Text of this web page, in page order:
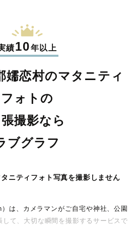
績10年以上
嬬恋村のマタニティ
フォトの
撮影なら
ブグラフ
ニティフォト写真を撮影しません
は、カメラマンがご自宅や神社、公園
して、大切な瞬間を撮影するサービスで